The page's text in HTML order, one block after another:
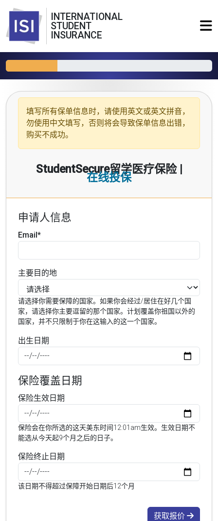
INTERNATIONAL
STUDENT
INSURANCE
填写所有保单信息时，请使用 英文或英文拼音，
勿使用中文填写，否则将会导致保单信息出错，
购买不成功。
StudentSecure留学医疗保险 |
在线投保
申请人信息
Email*
主要目的地
请选择你需要保障的国家。如果你会经过/居住在好几个国
家，请选择你主要逗留的那个国家。计划覆盖你祖国以外的
国家，并不只限制于你在这输入的这一个国家。
出生日期
保险覆盖日期
保险生效日期
保险会在你所选的这天美东时间12:01am生效。生效日期不
能选从今天起9个月之后的日子。
保险终止日期
该日期不得超过保障开始日期后12个月
获取报价